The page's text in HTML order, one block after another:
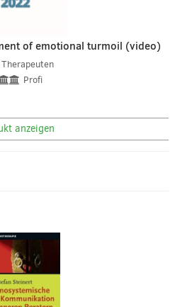
of emotional turmoil (video)
Therapeuten
Profi
anzeigen